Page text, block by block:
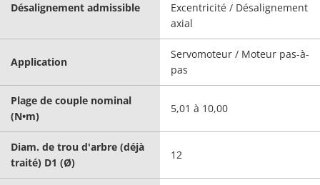
Désalignement admissible
Excentricité / Désalignement
axial
Application
Servomoteur / Moteur pas-à-
pas
Plage de couple nominal
(N•m)
5,01 à 10,00
Diam. de trou d'arbre (déjà
traité) D1 (Ø)
12